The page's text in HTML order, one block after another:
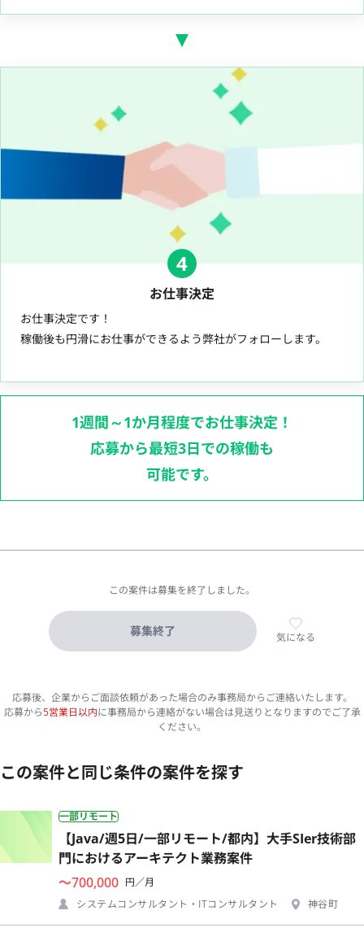
4
お仕事決定
お仕事決定です！
稼働後も円滑にお仕事ができるよう弊社がフォローします。
1週間～1か月程度でお仕事決定！
応募から最短3日での稼働も
可能です。
この案件は募集を終了しました。
募集終了 気になる
応募後、企業からご面談依頼があった場合のみ事務局からご連絡いたします。
応募から5営業日以内に事務局から連絡がない場合は見送りとなりますのでご了承
ください。
この案件と同じ条件の案件を探す
一部リモート
【Java/週5日/一部リモート/都内】大手SIer技術部
門におけるアーキテクト業務案件
〜700,000 円／月
システムコンサルタント・ITコンサルタント
神谷町